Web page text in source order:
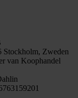
Stockholm, Zweden
van Koophandel